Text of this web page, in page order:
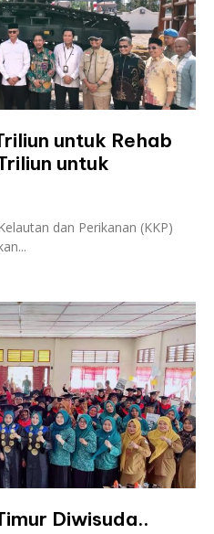
untuk Rehab
untuk
dan Perikanan (KKP)
Diwisuda..